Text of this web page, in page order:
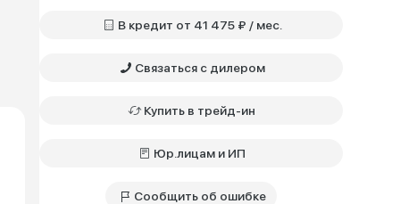
В кредит от 41 475 ₽ / мес.
Связаться с дилером
Купить в трейд-ин
Юр.лицам и ИП
Сообщить об ошибке